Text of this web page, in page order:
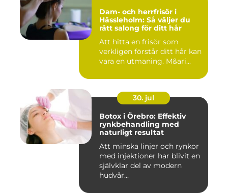
Dam- och herrfrisör i
Hässleholm: Så väljer du
rätt salong för ditt hår
Att hitta en frisör som
verkligen förstår ditt hår kan
vara en utmaning. M&ari...
30. jul
Botox i Örebro: Effektiv
rynkbehandling med
naturligt resultat
Att minska linjer och rynkor
med injektioner har blivit en
självklar del av modern
hudvår...